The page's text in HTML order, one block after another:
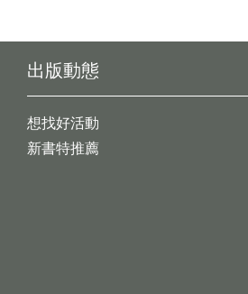
出版動態
想找好活動
新書特推薦